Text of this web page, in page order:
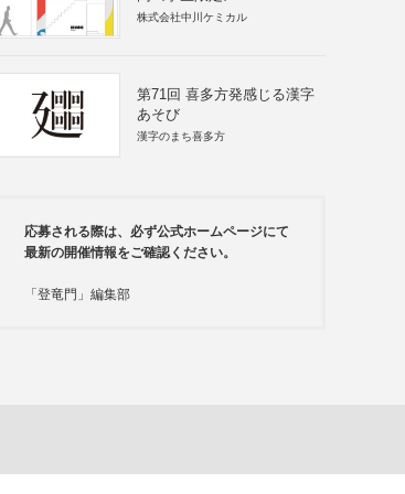
株式会社中川ケミカル
第71回 喜多方発感じる漢字
あそび
漢字のまち喜多方
応募される際は、必ず公式ホームページにて
最新の開催情報をご確認ください。
「登竜門」編集部